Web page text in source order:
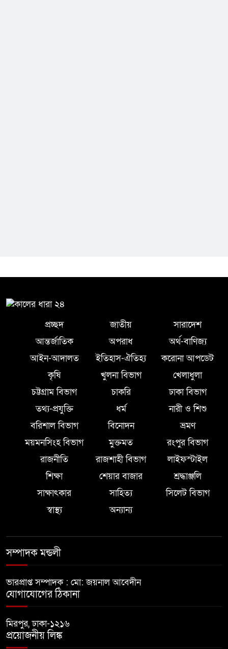
প্রচ্ছদ জাতীয়
সারাদেশ
আন্তর্জাতিক
অপরাধ
অর্থ-বাণিজ্য
আইন-আদালত
ইতিহাস-ঐতিহ্য
করোনা আপডেট
কৃষি
খুলনা বিভাগ
খেলাধুলা
চট্টগ্রাম বিভাগ
চাকরি
ঢাকা বিভাগ
তথ্য-প্রযুক্তি
ধর্ম
নারী ও শিশু
বরিশাল বিভাগ
বিনোদন
ভ্রমণ
ময়মনসিংহ বিভাগ
মুক্তমত
রংপুর বিভাগ
রাজনীতি
রাজশাহী বিভাগ
লাইফস্টাইল
শিক্ষা
শেয়ার বাজার
শ্রদ্ধাঞ্জলি
সাক্ষাৎকার
সাহিত্য
সিলেট বিভাগ
স্বাস্থ্য
অন্যান্য
সম্পাদক মন্ডলী
ভারপ্রাপ্ত সম্পাদক : মো: জয়নাল আবেদীন
যোগাযোগের ঠিকানা
মিরপুর, ঢাকা-১২১৬
প্রয়োজনীয় লিঙ্ক